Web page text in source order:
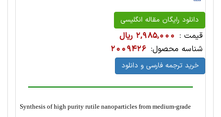
دانلود رایگان مقاله انگلیسی
قیمت : 2,985,000 ریال
شناسه محصول: 2009426
خرید ترجمه فارسی و دانلود
Synthesis of high purity rutile nanoparticles from medium-grade